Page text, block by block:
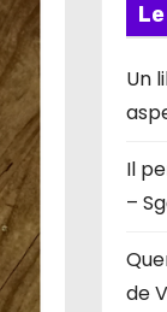
Un
Il
–
de